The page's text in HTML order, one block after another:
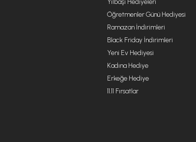
Yılbaşı Hediyeleri
Öğretmenler Günü Hediyesi
Ramazan İndirimleri
Black Friday İndirimleri
Yeni Ev Hediyesi
Kadına Hediye
Erkeğe Hediye
11.11 Fırsatlar